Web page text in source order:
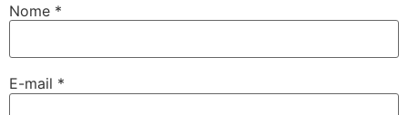
Nome *
E-mail *